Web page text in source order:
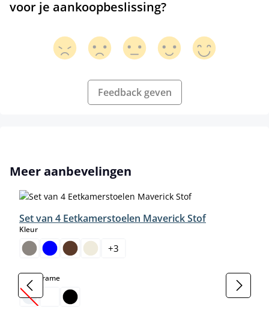
voor je aankoopbeslissing?
Feedback geven
Productgalerij overslaan
Meer aanbevelingen
Set van 4 Eetkamerstoelen Maverick Stof
Kleurselect
+3
Kleur frameselect
(Deze optie is momenteel niet beschikbaar.)